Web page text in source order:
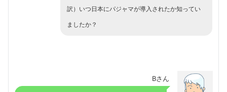
訳）いつ日本にパジャマが導入されたか知ってい
ましたか？
Bさん